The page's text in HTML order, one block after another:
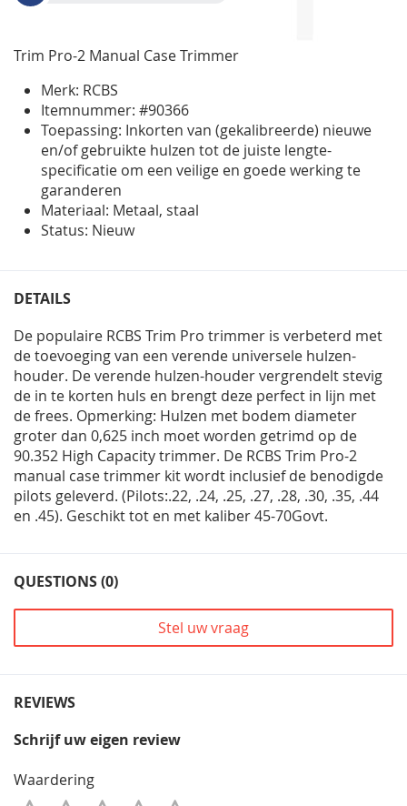
Trim Pro-2 Manual Case Trimmer
Merk: RCBS
Itemnummer: #90366
Toepassing: Inkorten van (gekalibreerde) nieuwe
en/of gebruikte hulzen tot de juiste lengte-
specificatie om een veilige en goede werking te
garanderen
Materiaal: Metaal, staal
Status: Nieuw
DETAILS
De populaire RCBS Trim Pro trimmer is verbeterd met
de toevoeging van een verende universele hulzen-
houder. De verende hulzen-houder vergrendelt stevig
de in te korten huls en brengt deze perfect in lijn met
de frees. Opmerking: Hulzen met bodem diameter
groter dan 0,625 inch moet worden getrimd op de
90.352 High Capacity trimmer. De RCBS Trim Pro-2
manual case trimmer kit wordt inclusief de benodigde
pilots geleverd. (Pilots:.22, .24, .25, .27, .28, .30, .35, .44
en .45). Geschikt tot en met kaliber 45-70Govt.
QUESTIONS (0)
Stel uw vraag
REVIEWS
Schrijf uw eigen review
Waardering